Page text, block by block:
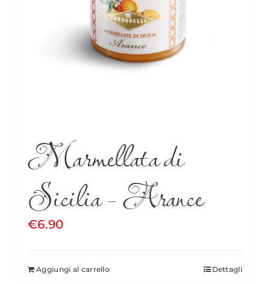
Marmellata di
Sicilia – Arance
€6.90
Aggiungi al carrello Dettagli